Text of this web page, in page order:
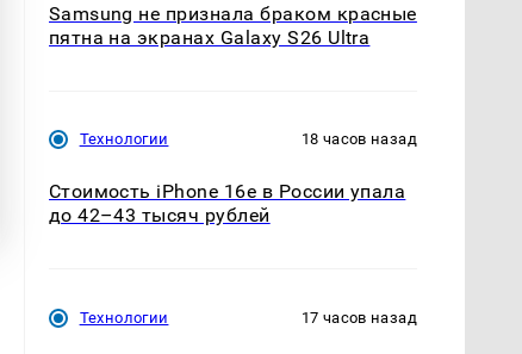
Samsung не признала браком красные
пятна на экранах Galaxy S26 Ultra
Технологии 18 часов назад
Стоимость iPhone 16e в России упала
до 42–43 тысяч рублей
Технологии 17 часов назад